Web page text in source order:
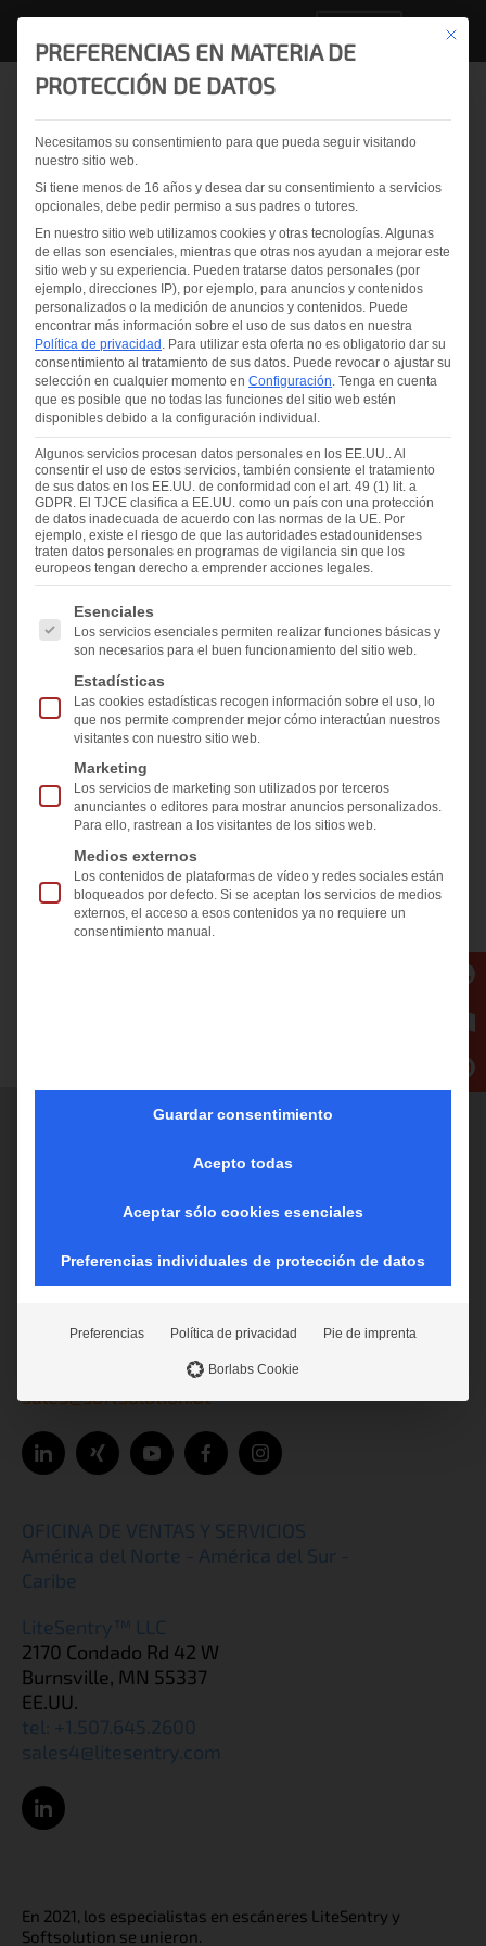
Volver a la vista general
El mayor LineScanner
establece nuevos
estándares para el
control de calidad del
vidrio
2023.04.17
Eveline Kolleth
Compartir y me gusta en
Nuevas dimensiones y estándares se construyen
en la ubicación de Waidhofen/Ybbs.
El equipo de Softsolution – LiteSentry está
construyendo actualmente, por mucho, el
LineScanner más grande para un cliente europeo.
horizontal demuestra una escala sin precedentes
para la inspección automatizada de calidad del
vidrio.
OFICINA DE VENTAS Y SERVICIOS
Europa - Asia - Oceanía -
Oriente Medio - África
Softsolution GmbH
3340 Waidhofen/Ybbs
tel.: +43 7442 53988
sales@softsolution.at
OFICINA DE VENTAS Y SERVICIOS
América del Norte - América del Sur -
Caribe
LiteSentry™ LLC
2170 Condado Rd 42 W
Burnsville, MN 55337
EE.UU.
tel: +1.507.645.2600
sales4@litesentry.com
En 2021, los especialistas en escáneres LiteSentry y
Softsolution se unieron.
Este
PREFERENCIAS EN MATERIA DE
PROTECCIÓN DE DATOS
Necesitamos su consentimiento para que pueda seguir visitando
nuestro sitio web.
Si tiene menos de 16 años y desea dar su consentimiento a servicios
opcionales, debe pedir permiso a sus padres o tutores.
En nuestro sitio web utilizamos cookies y otras tecnologías. Algunas
de ellas son esenciales, mientras que otras nos ayudan a mejorar este
sitio web y su experiencia. Pueden tratarse datos personales (por
ejemplo, direcciones IP), por ejemplo, para anuncios y contenidos
personalizados o la medición de anuncios y contenidos. Puede
encontrar más información sobre el uso de sus datos en nuestra
Política de privacidad . Para utilizar esta oferta no es obligatorio dar su
consentimiento al tratamiento de sus datos. Puede revocar o ajustar su
selección en cualquier momento en Configuración. Tenga en cuenta
que es posible que no todas las funciones del sitio web estén
disponibles debido a la configuración individual.
Algunos servicios procesan datos personales en los EE.UU.. Al
consentir el uso de estos servicios, también consiente el tratamiento
de sus datos en los EE.UU. de conformidad con el art. 49 (1) lit. a
GDPR. El TJCE clasifica a EE.UU. como un país con una protección
de datos inadecuada de acuerdo con las normas de la UE. Por
ejemplo, existe el riesgo de que las autoridades estadounidenses
traten datos personales en programas de vigilancia sin que los
europeos tengan derecho a emprender acciones legales.
A continuación se enumeran los grupos de servicios
Esenciales
Los servicios esenciales permiten realizar funciones básicas y
son necesarios para el buen funcionamiento del sitio web.
Estadísticas
Las cookies estadísticas recogen información sobre el uso, lo
que nos permite comprender mejor cómo interactúan nuestros
visitantes con nuestro sitio web.
Marketing
Los servicios de marketing son utilizados por terceros
anunciantes o editores para mostrar anuncios personalizados.
Para ello, rastrean a los visitantes de los sitios web.
Medios externos
Los contenidos de plataformas de vídeo y redes sociales están
bloqueados por defecto. Si se aceptan los servicios de medios
externos, el acceso a esos contenidos ya no requiere un
consentimiento manual.
Guardar consentimiento
Acepto todas
Aceptar sólo cookies esenciales
Preferencias individuales de protección de datos
Preferencias Política de privacidad Pie de imprenta
Borlabs Cookie